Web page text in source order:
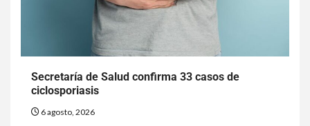
Secretaría de Salud confirma 33 casos de
ciclosporiasis
6 agosto, 2026